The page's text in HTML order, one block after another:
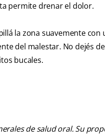
permite drenar el dolor.
la zona suavemente con
del malestar. No dejés
bucales.
de salud oral. Su